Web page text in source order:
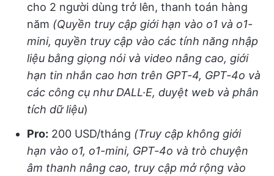
cho 2 người dùng trở lên, thanh toán hàng
năm (Quyền truy cập giới hạn vào o1 và o1-
mini, quyền truy cập vào các tính năng nhập
liệu bằng giọng nói và video nâng cao, giới
hạn tin nhắn cao hơn trên GPT-4, GPT-4o và
các công cụ như DALL·E, duyệt web và phân
tích dữ liệu)
Pro: 200 USD/tháng (Truy cập không giới
hạn vào o1, o1-mini, GPT-4o và trò chuyện
âm thanh nâng cao, truy cập mở rộng vào